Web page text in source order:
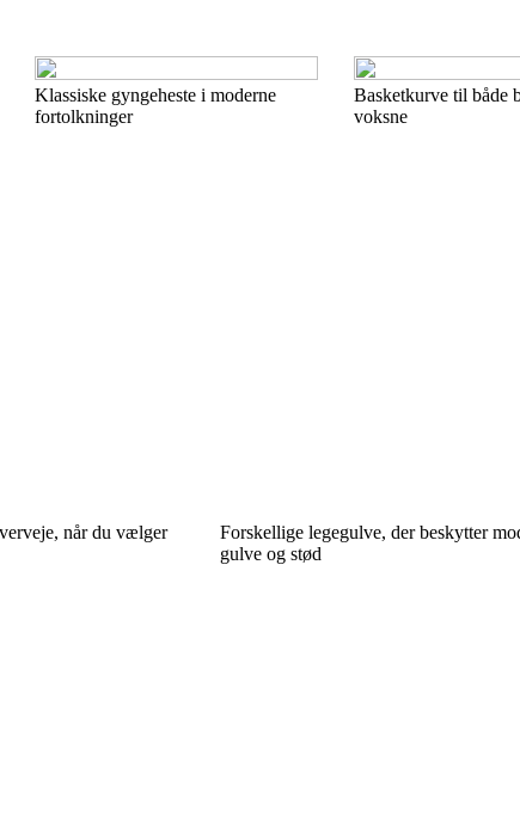
Klassiske gyngeheste i moderne
fortolkninger
Basketkurve til både
voksne
når du vælger
Forskellige legegulve, der beskytter
gulve og stød